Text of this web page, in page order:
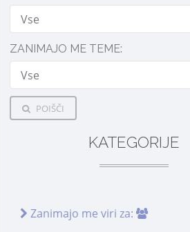
Vse
ZANIMAJO ME TEME:
Vse
POIŠČI
KATEGORIJE
Zanimajo me viri za: